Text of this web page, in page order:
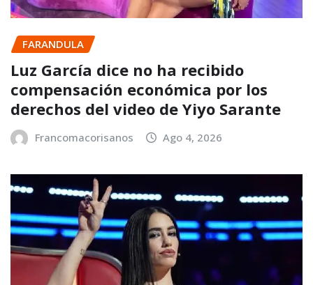
FARANDULA
Luz García dice no ha recibido
compensación económica por los
derechos del video de Yiyo Sarante
Francomacorisanos Ago 4, 2026